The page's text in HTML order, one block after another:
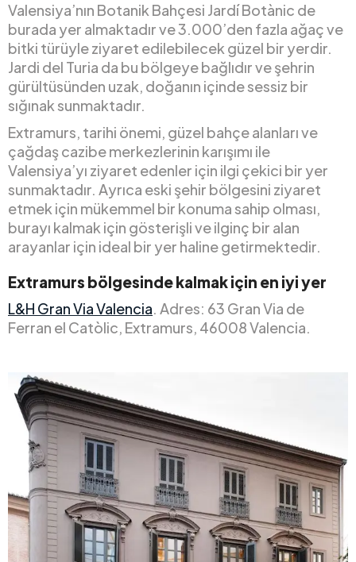
Valensiya’nın Botanik Bahçesi Jardí Botànic de
burada yer almaktadır ve 3.000’den fazla ağaç ve
bitki türüyle ziyaret edilebilecek güzel bir yerdir.
Jardi del Turia da bu bölgeye bağlıdır ve şehrin
gürültüsünden uzak, doğanın içinde sessiz bir
sığınak sunmaktadır.
Extramurs, tarihi önemi, güzel bahçe alanları ve
çağdaş cazibe merkezlerinin karışımı ile
Valensiya’yı ziyaret edenler için ilgi çekici bir yer
sunmaktadır. Ayrıca eski şehir bölgesini ziyaret
etmek için mükemmel bir konuma sahip olması,
burayı kalmak için gösterişli ve ilginç bir alan
arayanlar için ideal bir yer haline getirmektedir.
Extramurs bölgesinde kalmak için en iyi yer
L&H Gran Via Valencia. Adres: 63 Gran Via de
Ferran el Catòlic, Extramurs, 46008 Valencia.